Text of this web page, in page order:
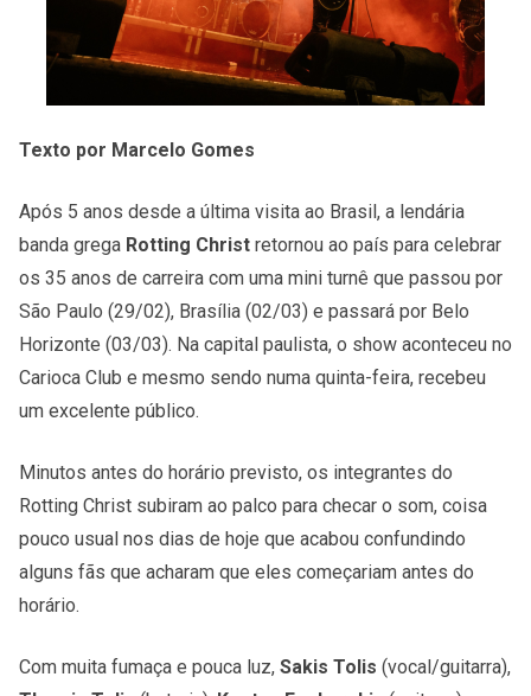
Texto por Marcelo Gomes
Após 5 anos desde a última visita ao Brasil, a lendária
banda grega Rotting Christ retornou ao país para celebrar
os 35 anos de carreira com uma mini turnê que passou por
São Paulo (29/02), Brasília (02/03) e passará por Belo
Horizonte (03/03). Na capital paulista, o show aconteceu no
Carioca Club e mesmo sendo numa quinta-feira, recebeu
um excelente público.
Minutos antes do horário previsto, os integrantes do
Rotting Christ subiram ao palco para checar o som, coisa
pouco usual nos dias de hoje que acabou confundindo
alguns fãs que acharam que eles começariam antes do
horário.
Com muita fumaça e pouca luz, Sakis Tolis (vocal/guitarra),